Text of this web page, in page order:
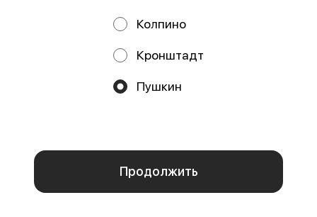
аналитических сервисов согласно нашейполитике
конфиденциальности
Политика конфиденциальности
Колпино
Кронштадт
Пушкин